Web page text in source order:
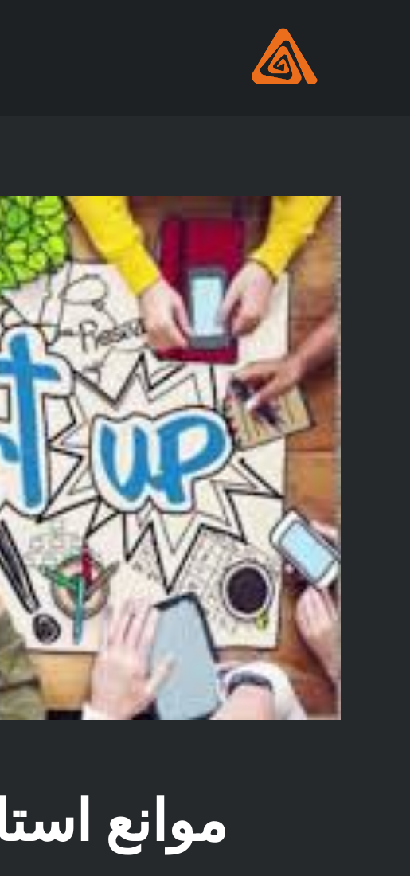
موانع